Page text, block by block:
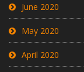
June 2020
May 2020
April 2020